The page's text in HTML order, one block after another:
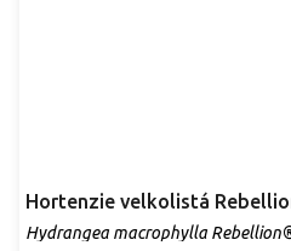
Hortenzie velkolistá
Hydrangea macrophylla